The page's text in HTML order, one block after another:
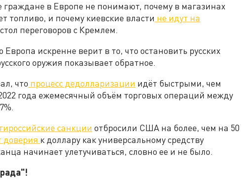
в Европе не понимают, почему в магазинах
топливо, и почему киевские власти не идут на
переговоров с Кремлем.
Европа искренне верит в то, что остановить русских
оружия показывает обратное.
что процесс дедолларизации идёт быстрыми, чем
года ежемесячный объём торговых операций между
санкции отбросили США на более, чем на 50
доверия к доллару как универсальному средству
начинает улетучиваться, словно ее и не было.